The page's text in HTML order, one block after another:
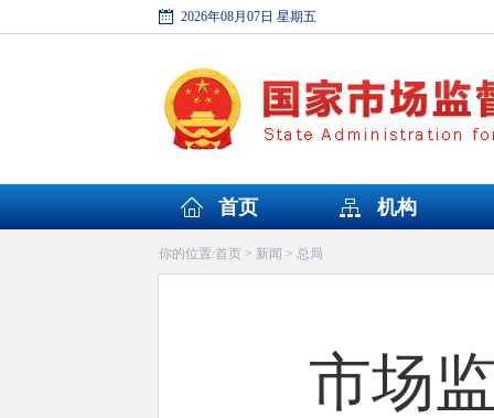
2026年08月07日 星期五
首页 机构
你的位置:首页> 新闻 > 总局
市场